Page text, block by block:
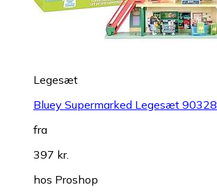
Legesæt
Bluey Supermarked Legesæt 90328
fra
397 kr.
hos Proshop